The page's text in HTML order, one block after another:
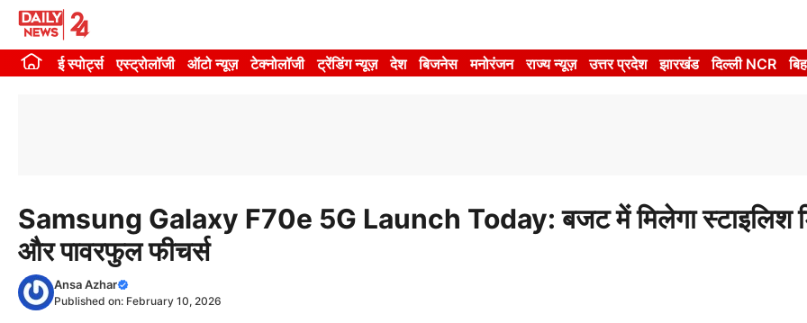
Skip
contentई स्पोर्ट्स एस्ट्रोलॉजी ऑटो न्यूज़ टेक्नोलॉजी ट्रेंडिंग न्यूज़ देश बिजनेस मनोरंजन राज्य न्यूज़ उत्तर प्रदेश झारखंड दिल्ली NCR
Samsung Galaxy F70e 5G Launch Today: बजट में मिलेगा स्टाइलिश
और पावरफुल फीचर्स
Ansa Azhar
Published on: February 10, 2026